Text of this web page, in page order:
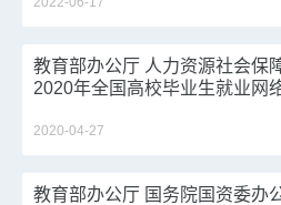
教育部办公厅 人力资源社会保
2020年全国高校毕业生就业网
2020-04-27
教育部办公厅 国务院国资委办